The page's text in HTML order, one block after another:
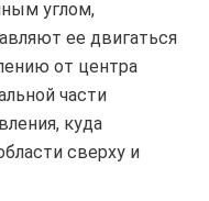
углом,
ее двигаться
от центра
части
куда
сверху и